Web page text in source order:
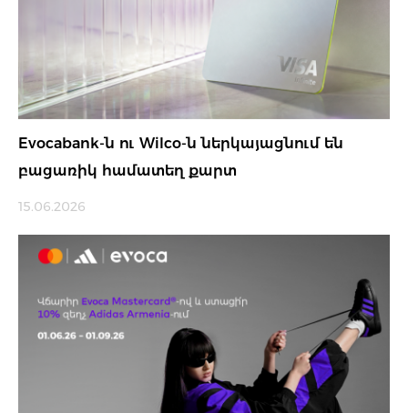
Evocabank-ն ու Wilco-ն ներկայացնում են
բացառիկ համատեղ քարտ
15.06.2026